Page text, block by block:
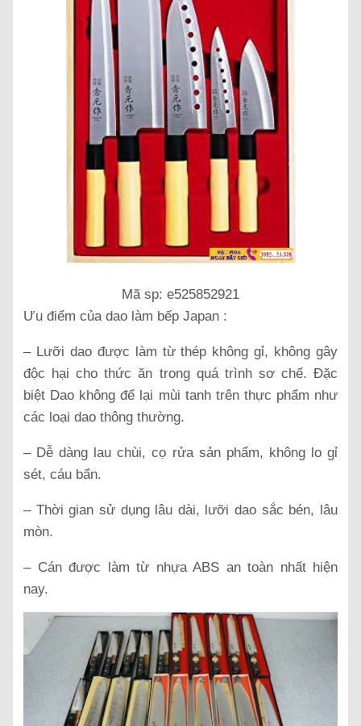
Mã sp: e525852921
Ưu điểm của dao làm bếp Japan :
– Lưỡi dao được làm từ thép không gỉ, không gây
độc hại cho thức ăn trong quá trình sơ chế. Đặc
biệt Dao không để lại mùi tanh trên thực phẩm như
các loại dao thông thường.
– Dễ dàng lau chùi, cọ rửa sản phẩm, không lo gỉ
sét, cáu bẩn.
– Thời gian sử dụng lâu dài, lưỡi dao sắc bén, lâu
mòn.
– Cán được làm từ nhựa ABS an toàn nhất hiện
nay.